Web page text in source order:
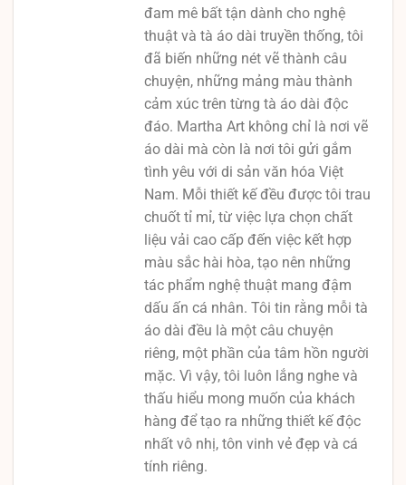
đam mê bất tận dành cho nghệ
thuật và tà áo dài truyền thống, tôi
đã biến những nét vẽ thành câu
chuyện, những mảng màu thành
cảm xúc trên từng tà áo dài độc
đáo. Martha Art không chỉ là nơi vẽ
áo dài mà còn là nơi tôi gửi gắm
tình yêu với di sản văn hóa Việt
Nam. Mỗi thiết kế đều được tôi trau
chuốt tỉ mỉ, từ việc lựa chọn chất
liệu vải cao cấp đến việc kết hợp
màu sắc hài hòa, tạo nên những
tác phẩm nghệ thuật mang đậm
dấu ấn cá nhân. Tôi tin rằng mỗi tà
áo dài đều là một câu chuyện
riêng, một phần của tâm hồn người
mặc. Vì vậy, tôi luôn lắng nghe và
thấu hiểu mong muốn của khách
hàng để tạo ra những thiết kế độc
nhất vô nhị, tôn vinh vẻ đẹp và cá
tính riêng.